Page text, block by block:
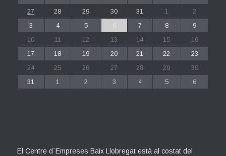
27
28 29 30 31 1
2
3
4 5 6 7 8
9
10
11 12 13 14 15
16
17
18 19 20 21 22
23
24
25 26 27 28 29
30
31
1 2 3 4 5 6
El Centre d´Empreses Baix Llobregat està al costat del